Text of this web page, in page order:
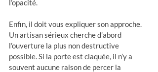
l’opacité.
Enfin, il doit vous expliquer son approche.
Un artisan sérieux cherche d’abord
l’ouverture la plus non destructive
possible. Si la porte est claquée, il n’y a
souvent aucune raison de percer la